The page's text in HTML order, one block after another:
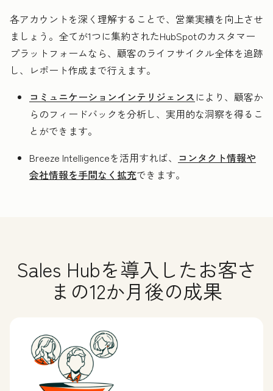
各アカウントを深く理解することで、営業実績を向上させ
ましょう。全てが1つに集約されたHubSpotのカスタマー
プラットフォームなら、顧客のライフサイクル全体を追跡
し、レポート作成まで行えます。
コミュニケーションインテリジェンス により、顧客か
らのフィードバックを分析し、実用的な洞察を得るこ
とができます。
Breeze Intelligenceを活用すれば、 コンタクト情報や
会社情報を手間なく拡充できます。
Sales Hubを導入したお客さ
まの12か月後の成果